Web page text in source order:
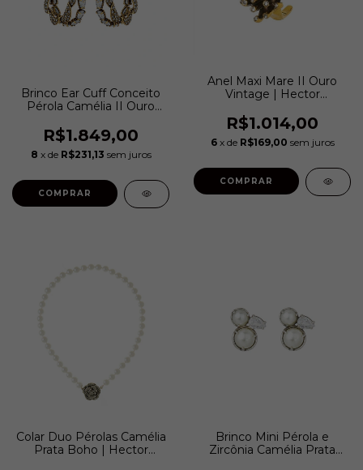
Brinco Ear Cuff Conceito
Pérola Camélia II Ouro
Albertazzi
R$1.849,00
8 x de R$231,13 sem juros
COMPRAR
Anel Maxi Mare II Ouro
Vintage | Hector
R$1.014,00
6 x de R$169,00 sem juros
COMPRAR
Colar Duo Pérolas Camélia
Prata Boho | Hector
Brinco Mini Pérola e
Zircônia Camélia Prata